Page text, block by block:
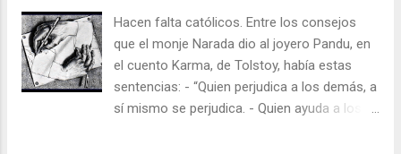
que “su brazo conduce la Historia” sin violentar
su libertad. - ¿Respeta a las personas? -
¿Contribuye al bien de la humanidad? Julián
Escobar. | Lecturas del Día (+ Leer ). | Evangelio y
Meditación (+ Leer ) | | Santo del día (+ Leer ) |
Laudes (+ Leer ) | Vísperas (+ Leer ) |
Hacen falta católicos. Entre los consejos
que el monje Narada dio al joyero Pandu, en
el cuento Karma, de Tolstoy, había estas
sentencias: - “Quien perjudica a los demás, a
sí mismo se perjudica. - Quien ayuda a los